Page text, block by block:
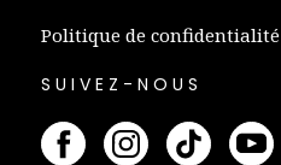
Politique de confidentialité
SUIVEZ-NOUS